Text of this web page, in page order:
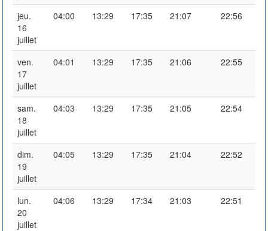
jeu.
16
juillet
04:00 13:29 17:35 21:07 22:56
ven.
17
juillet
04:01 13:29 17:35 21:06 22:55
sam.
18
juillet
04:03 13:29 17:35 21:05 22:54
dim.
19
juillet
04:05 13:29 17:35 21:04 22:52
lun.
20
juillet
04:06 13:29 17:34 21:03 22:51